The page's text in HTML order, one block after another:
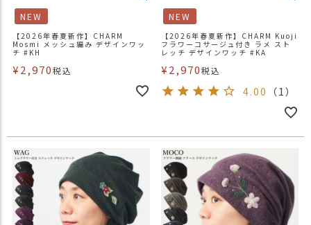
NEW
【2026年春夏新作】CHARM
Mosmi メッシュ編み デザインワッ
チ #KH
¥2,970税込
NEW
【2026年春夏新作】CHARM Kuoji
フラワーコサージュ付き ラメ スト
レッチ デザインワッチ #KA
¥2,970税込
4.00 （1）